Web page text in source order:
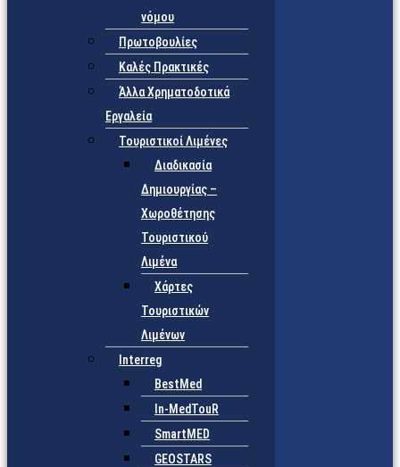
νόμου
Πρωτοβουλίες
Καλές Πρακτικές
Άλλα Χρηματοδοτικά
Εργαλεία
Τουριστικοί Λιμένες
Διαδικασία
Δημιουργίας –
Χωροθέτησης
Τουριστικού
Λιμένα
Χάρτες
Τουριστικών
Λιμένων
Interreg
BestMed
In-MedTouR
SmartMED
GEOSTARS